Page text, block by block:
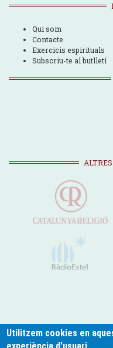
Qui som
Contacte
Exercicis espirituals
Subscriu-te al butlletí
Utilitzem cookies en